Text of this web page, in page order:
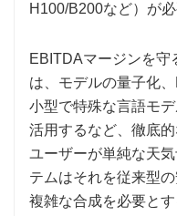
H100/B200など）が
EBITDAマージンを守
は、モデルの量子化
小型で特殊な言語モ
活用するなど、徹底
ユーザーが単純な天
テムはそれを従来型
複雑な合成を必要と